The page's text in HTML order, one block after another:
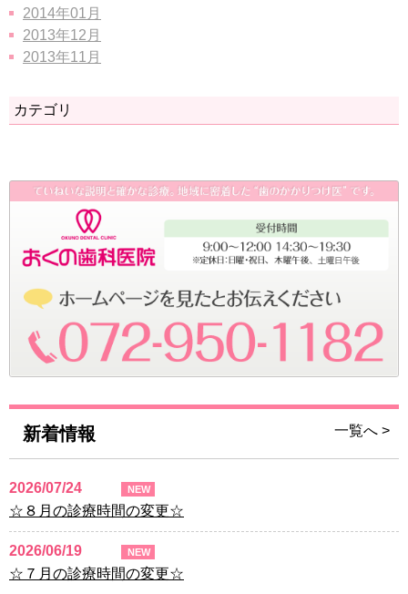
2014年01月
2013年12月
2013年11月
カテゴリ
新着情報 一覧へ >
2026/07/24 NEW
☆８月の診療時間の変更☆
2026/06/19 NEW
☆７月の診療時間の変更☆